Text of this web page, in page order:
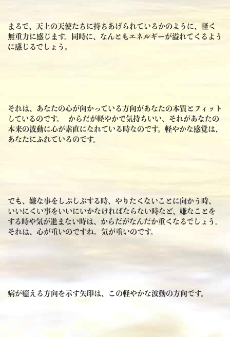
まるで、天上の天使たちに持ちあげられているかのように、軽く
無重力に感じます。同時に、なんともエネルギーが溢れてくるよう
に感じるでしょう。
それは、あなたの心が向かっている方向があなたの本質とフィット
しているのです。 からだが軽やかで気持ちいい、それがあなたの
本来の波動に心が素直になれている時なのです。軽やかな感覚は、
あなたにふれているのです。
でも、嫌な事をしぶしぶする時、やりたくないことに向かう時、
いいにくい事をいいにいかなければならない時など、嫌なことを
する時や気が進まない時は、からだがなんだか重くなるでしょう。
それは、心が重いのですね。気が重いのです。
病が癒える方向を示す矢印は、この軽やかな波動の方向です。